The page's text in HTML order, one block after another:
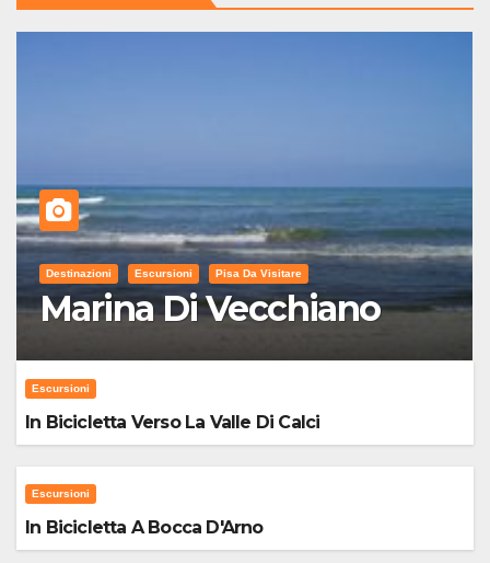
Destinazioni Escursioni Pisa Da Visitare
Marina Di Vecchiano
Escursioni
In Bicicletta Verso La Valle Di Calci
Escursioni
In Bicicletta A Bocca D'Arno